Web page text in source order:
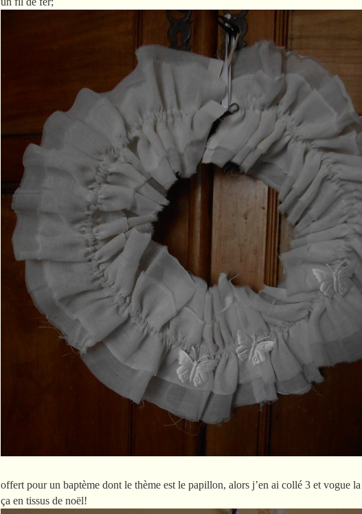
offert pour un baptème dont le thème est le papillon, alors j’en ai collé 3 et vogue
ça en tissus de noël!